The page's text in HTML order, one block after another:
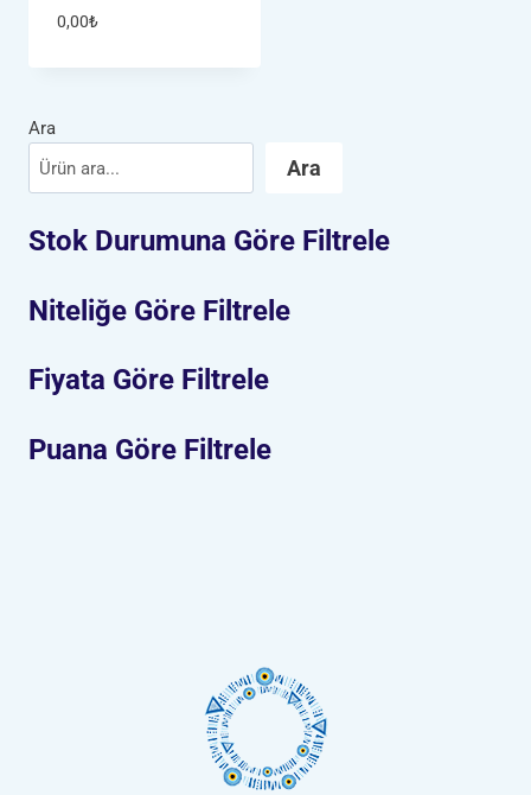
0,00₺
Ara
Ara
Stok Durumuna Göre Filtrele
Niteliğe Göre Filtrele
Fiyata Göre Filtrele
Puana Göre Filtrele